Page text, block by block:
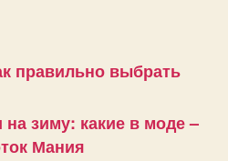
правильно выбрать
на зиму: какие в моде –
Мания